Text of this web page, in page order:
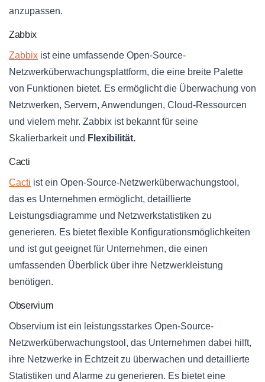
anzupassen.
Zabbix
Zabbix ist eine umfassende Open-Source-
Netzwerküberwachungsplattform, die eine breite Palette
von Funktionen bietet. Es ermöglicht die Überwachung von
Netzwerken, Servern, Anwendungen, Cloud-Ressourcen
und vielem mehr. Zabbix ist bekannt für seine
Skalierbarkeit und Flexibilität.
Cacti
Cacti ist ein Open-Source-Netzwerküberwachungstool,
das es Unternehmen ermöglicht, detaillierte
Leistungsdiagramme und Netzwerkstatistiken zu
generieren. Es bietet flexible Konfigurationsmöglichkeiten
und ist gut geeignet für Unternehmen, die einen
umfassenden Überblick über ihre Netzwerkleistung
benötigen.
Observium
Observium ist ein leistungsstarkes Open-Source-
Netzwerküberwachungstool, das Unternehmen dabei hilft,
ihre Netzwerke in Echtzeit zu überwachen und detaillierte
Statistiken und Alarme zu generieren. Es bietet eine